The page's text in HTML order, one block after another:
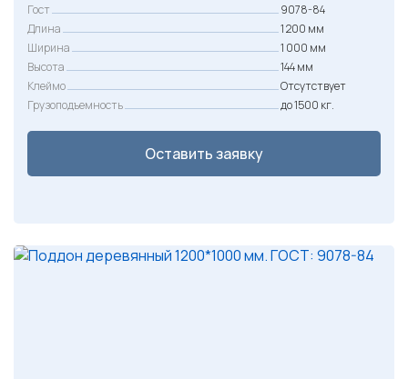
Гост
9078-84
Длина
1 200 мм
Ширина
1 000 мм
Высота
144 мм
Клеймо
Отсутствует
Грузоподъемность
до 1500 кг.
Оставить заявку